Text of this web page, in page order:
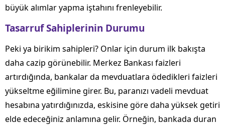
büyük alımlar yapma iştahını frenleyebilir.
Tasarruf Sahiplerinin Durumu
Peki ya birikim sahipleri? Onlar için durum ilk bakışta
daha cazip görünebilir. Merkez Bankası faizleri
artırdığında, bankalar da mevduatlara ödedikleri faizleri
yükseltme eğilimine girer. Bu, paranızı vadeli mevduat
hesabına yatırdığınızda, eskisine göre daha yüksek getiri
elde edeceğiniz anlamına gelir. Örneğin, bankada duran